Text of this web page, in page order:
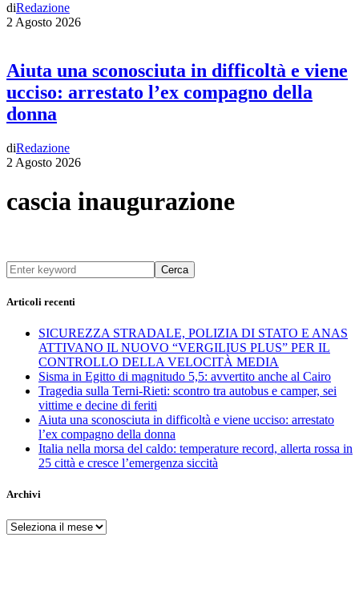
diRedazione
2 Agosto 2026
Aiuta una sconosciuta in difficoltà e viene
ucciso: arrestato l’ex compagno della
donna
diRedazione
2 Agosto 2026
cascia inaugurazione
Cerca
Articoli recenti
SICUREZZA STRADALE, POLIZIA DI STATO E ANAS
ATTIVANO IL NUOVO “VERGILIUS PLUS” PER IL
CONTROLLO DELLA VELOCITÀ MEDIA
Sisma in Egitto di magnitudo 5,5: avvertito anche al Cairo
Tragedia sulla Terni-Rieti: scontro tra autobus e camper, sei
vittime e decine di feriti
Aiuta una sconosciuta in difficoltà e viene ucciso: arrestato
l’ex compagno della donna
Italia nella morsa del caldo: temperature record, allerta rossa in
25 città e cresce l’emergenza siccità
Archivi
Archivi